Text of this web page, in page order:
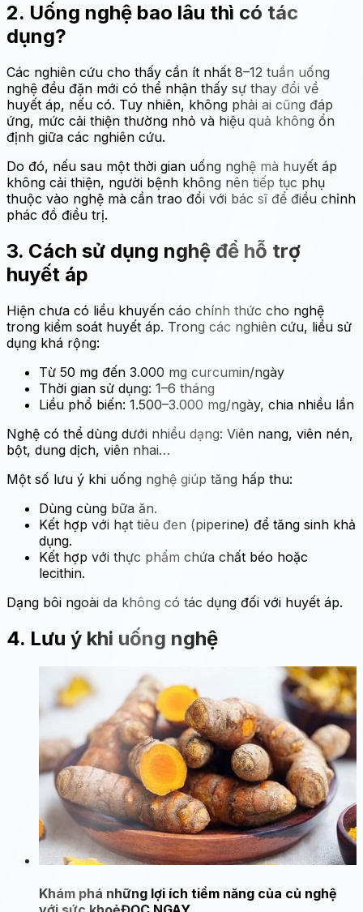
2. Uống nghệ bao lâu thì có tác
dụng?
Các nghiên cứu cho thấy cần ít nhất 8–12 tuần uống
nghệ đều đặn mới có thể nhận thấy sự thay đổi về
huyết áp, nếu có. Tuy nhiên, không phải ai cũng đáp
ứng, mức cải thiện thường nhỏ và hiệu quả không ổn
định giữa các nghiên cứu.
Do đó, nếu sau một thời gian uống nghệ mà huyết áp
không cải thiện, người bệnh không nên tiếp tục phụ
thuộc vào nghệ mà cần trao đổi với bác sĩ để điều chỉnh
phác đồ điều trị.
3. Cách sử dụng nghệ để hỗ trợ
huyết áp
Hiện chưa có liều khuyến cáo chính thức cho nghệ
trong kiểm soát huyết áp. Trong các nghiên cứu, liều sử
dụng khá rộng:
Từ 50 mg đến 3.000 mg curcumin/ngày
Thời gian sử dụng: 1–6 tháng
Liều phổ biến: 1.500–3.000 mg/ngày, chia nhiều lần
Nghệ có thể dùng dưới nhiều dạng: Viên nang, viên nén,
bột, dung dịch, viên nhai…
Một số lưu ý khi uống nghệ giúp tăng hấp thu:
Dùng cùng bữa ăn.
Kết hợp với hạt tiêu đen (piperine) để tăng sinh khả
dụng.
Kết hợp với thực phẩm chứa chất béo hoặc
lecithin.
Dạng bôi ngoài da không có tác dụng đối với huyết áp.
4. Lưu ý khi uống nghệ
Khám phá những lợi ích tiềm năng của củ nghệ